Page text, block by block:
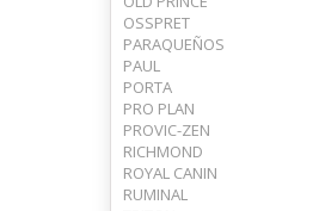
OSSPRET
PARAQUEÑOS
PAUL
PORTA
PRO PLAN
PROVIC-ZEN
RICHMOND
ROYAL CANIN
RUMINAL
ACRAL LYCK